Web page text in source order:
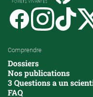
FacebookInstagram
Comprendre
Dossiers
Nos publications
3 Questions a un
FAQ